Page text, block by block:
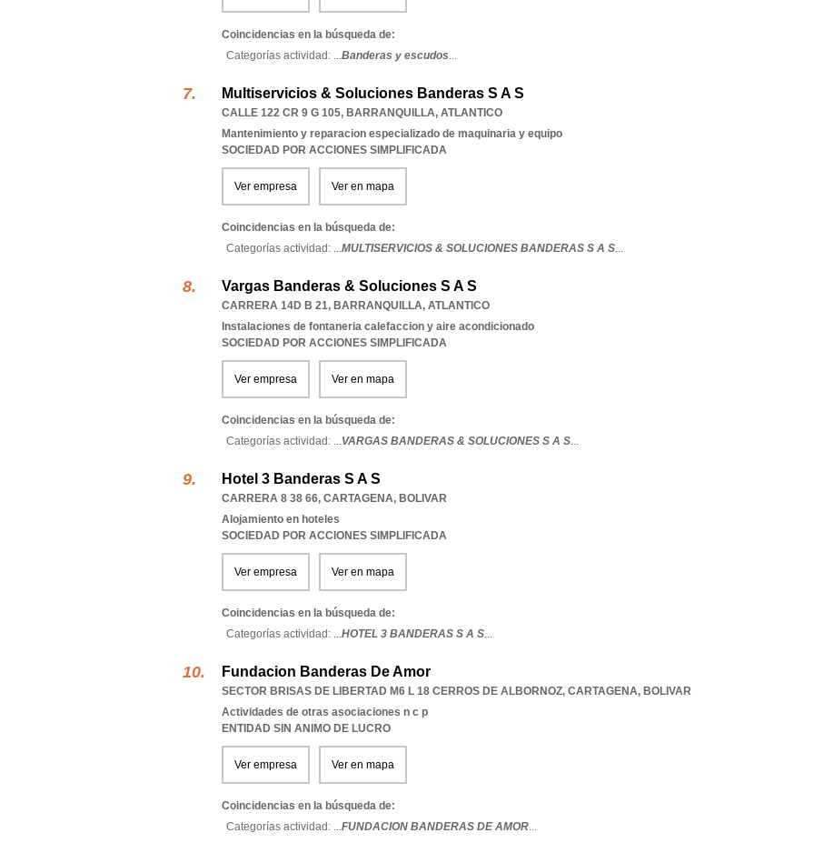
Coincidencias en la búsqueda de:
Categorías actividad: ...Banderas y escudos...
Multiservicios & Soluciones Banderas S A S
CALLE 122 CR 9 G 105, BARRANQUILLA, ATLANTICO
Mantenimiento y reparacion especializado de maquinaria y equipo
SOCIEDAD POR ACCIONES SIMPLIFICADA
Ver empresa Ver en mapa
Coincidencias en la búsqueda de:
Categorías actividad: ...MULTISERVICIOS & SOLUCIONES BANDERAS S A S...
Vargas Banderas & Soluciones S A S
CARRERA 14D B 21, BARRANQUILLA, ATLANTICO
Instalaciones de fontaneria calefaccion y aire acondicionado
SOCIEDAD POR ACCIONES SIMPLIFICADA
Ver empresa Ver en mapa
Coincidencias en la búsqueda de:
Categorías actividad: ...VARGAS BANDERAS & SOLUCIONES S A S...
Hotel 3 Banderas S A S
CARRERA 8 38 66, CARTAGENA, BOLIVAR
Alojamiento en hoteles
SOCIEDAD POR ACCIONES SIMPLIFICADA
Ver empresa Ver en mapa
Coincidencias en la búsqueda de:
Categorías actividad: ...HOTEL 3 BANDERAS S A S...
Fundacion Banderas De Amor
SECTOR BRISAS DE LIBERTAD M6 L 18 CERROS DE ALBORNOZ, CARTAGENA, BOLIVAR
Actividades de otras asociaciones n c p
ENTIDAD SIN ANIMO DE LUCRO
Ver empresa Ver en mapa
Coincidencias en la búsqueda de:
Categorías actividad: ...FUNDACION BANDERAS DE AMOR...